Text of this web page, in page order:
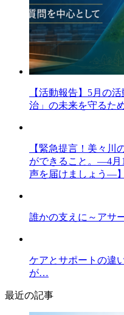
【活動報告】5月の
治」の未来を守るた
【緊急提言！美々川
ができること。―4月
声を届けましょう―】
誰かの支えに～アサ
ケアとサポートの違
が…
最近の記事